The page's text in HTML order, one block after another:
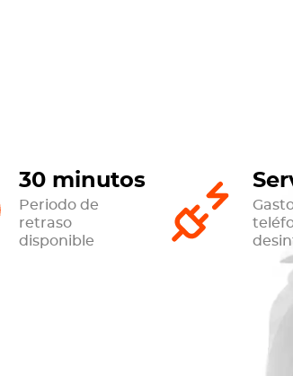
30 minutos
Periodo de
retraso
disponible